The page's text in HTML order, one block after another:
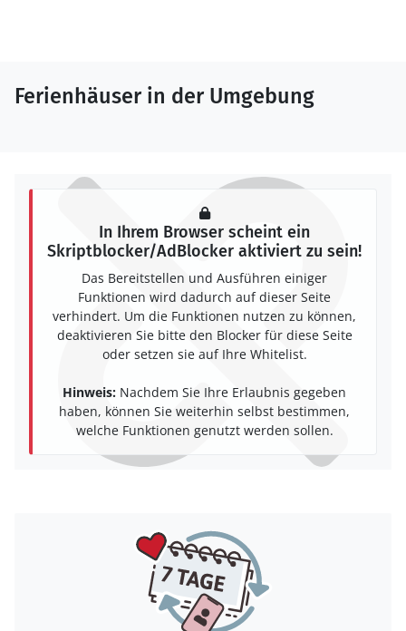
Ferienhäuser in der Umgebung
In Ihrem Browser scheint ein
Skriptblocker/AdBlocker aktiviert zu sein!
Das Bereitstellen und Ausführen einiger
Funktionen wird dadurch auf dieser Seite
verhindert. Um die Funktionen nutzen zu können,
deaktivieren Sie bitte den Blocker für diese Seite
oder setzen sie auf Ihre Whitelist.
Hinweis: Nachdem Sie Ihre Erlaubnis gegeben
haben, können Sie weiterhin selbst bestimmen,
welche Funktionen genutzt werden sollen.